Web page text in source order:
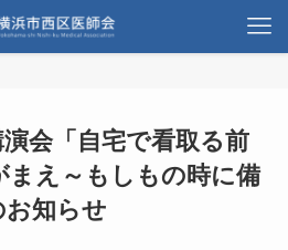
会「自宅で看取る前
まえ～もしもの時に備
お知らせ